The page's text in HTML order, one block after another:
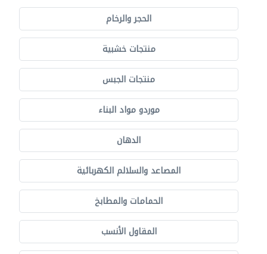
الحجر والرخام
منتجات خشبية
منتجات الجبس
موردو مواد البناء
الدهان
المصاعد والسلالم الكهربائية
الحمامات والمطابخ
المقاول الأنسب